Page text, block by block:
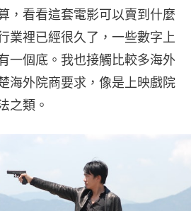
，看看這套電影可以賣到什麼
業裡已經很久了，一些數字上
一個底。我也接觸比較多海外
海外院商要求，像是上映戲院
之類。